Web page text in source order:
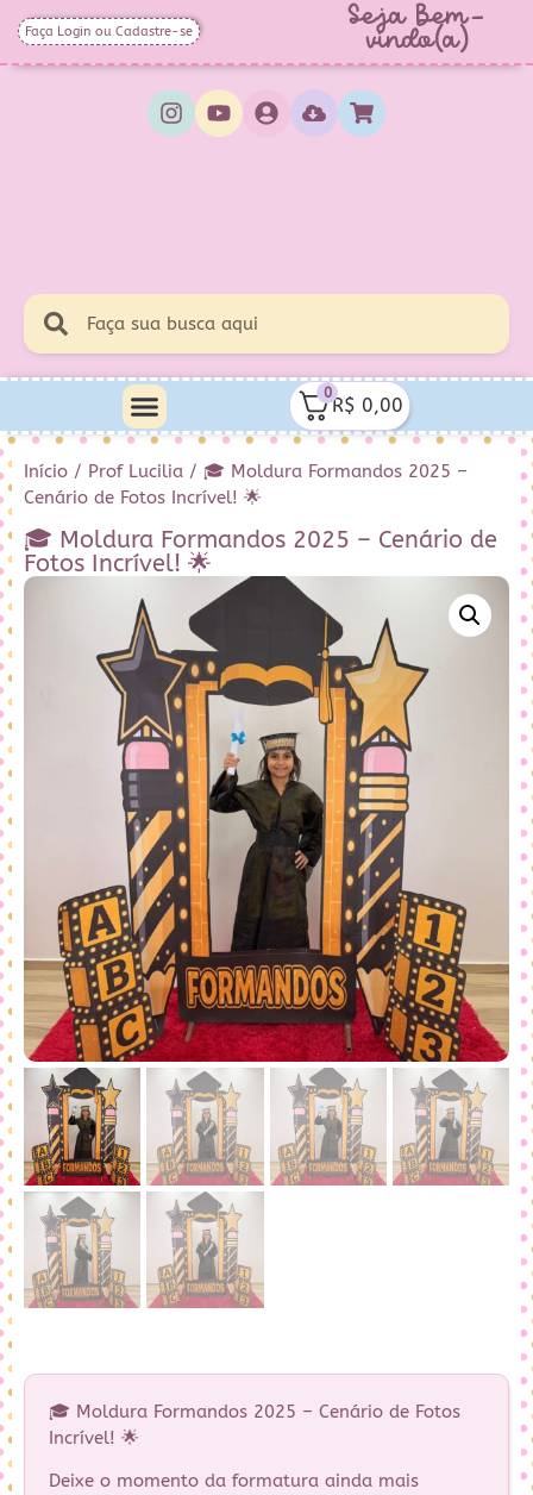
Faça Login ou Cadastre-se Seja Bem-
vindo(a)
0
R$ 0,00
Início / Prof Lucilia / 🎓 Moldura Formandos 2025 –
Cenário de Fotos Incrível! 🌟
🎓 Moldura Formandos 2025 – Cenário de
Fotos Incrível! 🌟
🎓 Moldura Formandos 2025 – Cenário de Fotos
Incrível! 🌟
Deixe o momento da formatura ainda mais